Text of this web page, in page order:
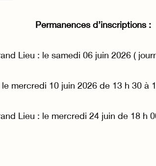
Permanences d’inscriptions :
Lieu : le samedi 06 juin 2026 (
mercredi 10 juin 2026 de 13 h 30 à
Lieu : le mercredi 24 juin de 18 h